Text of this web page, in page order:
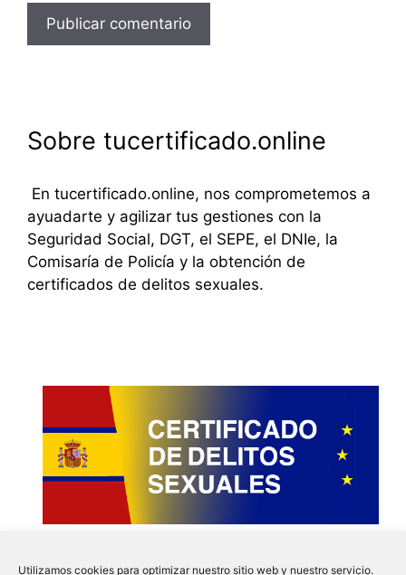
Utilizamos cookies para optimizar nuestro sitio web y nuestro servicio.
Sobre tucertificado.online
En tucertificado.online, nos comprometemos a
ayuadarte y agilizar tus gestiones con la
Seguridad Social, DGT, el SEPE, el DNIe, la
Comisaría de Policía y la obtención de
certificados de delitos sexuales.